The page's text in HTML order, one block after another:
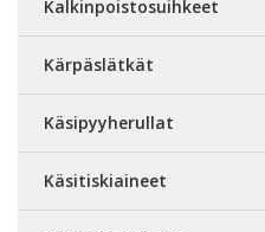
Kalkinpoistosuihkeet
Kärpäslätkät
Käsipyyherullat
Käsitiskiaineet